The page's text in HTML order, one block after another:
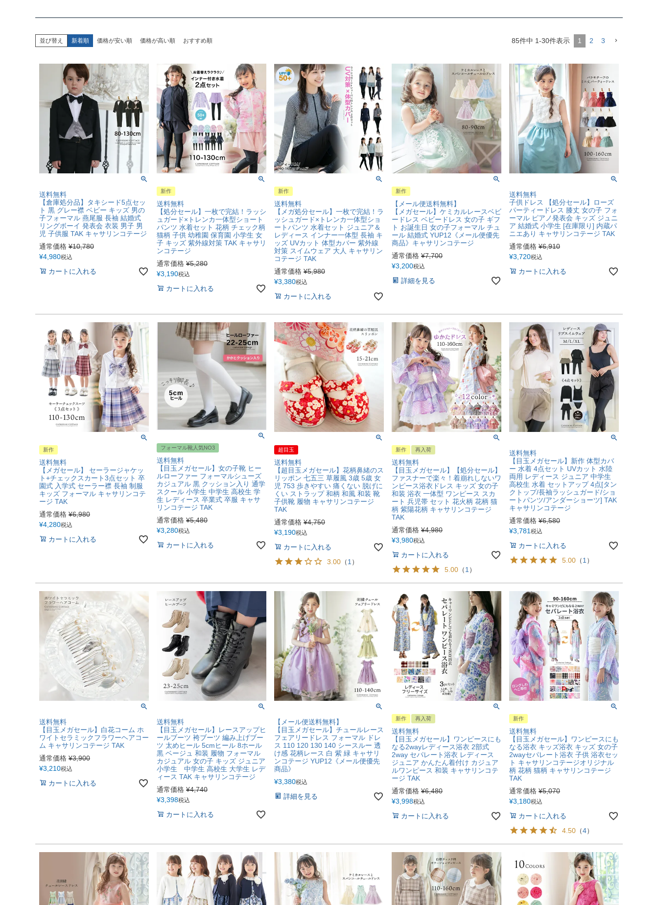
並び替え 新着順 価格が安い順 価格が高い順 おすすめ順 85件中 1-30件表示 1 2 3
送料無料
【倉庫処分品】タキシード5点セッ
ト 黒 グレー襟 ベビー キッズ 男の
子フォーマル 燕尾服 長袖 結婚式
リングボーイ 発表会 衣装 男子 男
児 子供服 TAK キャサリンコテージ
通常価格 ¥10,780
¥4,980税込
カートに入れる
新作
送料無料
【処分セール】一枚で完結！ラッシ
ュガード×トレンカ一体型ショート
パンツ 水着セット 花柄 チェック柄
猫柄 子供 幼稚園 保育園 小学生 女
子 キッズ 紫外線対策 TAK キャサリ
ンコテージ
通常価格 ¥5,280
¥3,190税込
カートに入れる
新作
送料無料
【メガ処分セール】一枚で完結！ラ
ッシュガード×トレンカ一体型ショ
ートパンツ 水着セット ジュニア＆
レディース インナー一体型 長袖 キ
ッズ UVカット 体型カバー 紫外線
対策 スイムウェア 大人 キャサリン
コテージ TAK
通常価格 ¥5,980
¥3,380税込
カートに入れる
新作
【メール便送料無料】
【メガセール】ケミカルレースベビ
ードレス ベビードレス 女の子 ギフ
ト お誕生日 女の子フォーマル チュ
ール 結婚式 YUP12《メール便優先
商品》キャサリンコテージ
通常価格 ¥7,700
¥3,200税込
詳細を見る
送料無料
子供ドレス 【処分セール】ローズ
パーティードレス 膝丈 女の子 フォ
ーマル ピアノ発表会 キッズ ジュニ
ア 結婚式 小学生 [在庫限り] 内蔵パ
ニエあり キャサリンコテージ TAK
通常価格 ¥6,910
¥3,720税込
カートに入れる
新作
送料無料
【メガセール】 セーラージャケッ
ト+チェックスカート3点セット 卒
園式 入学式 セーラー襟 長袖 制服
キッズ フォーマル キャサリンコテ
ージ TAK
通常価格 ¥6,980
¥4,280税込
カートに入れる
フォーマル靴人気NO3
送料無料
【目玉メガセール】女の子靴 ヒー
ルローファー フォーマルシューズ
カジュアル 黒 クッション入り 通学
スクール 小学生 中学生 高校生 学
生 レディース 卒業式 卒服 キャサ
リンコテージ TAK
通常価格 ¥5,480
¥3,280税込
カートに入れる
超目玉
送料無料
【超目玉メガセール】花柄鼻緒のス
リッポン 七五三 草履風 3歳 5歳 女
児 753 歩きやすい 痛くない 脱げに
くい ストラップ 和柄 和風 和装 靴
子供靴 履物 キャサリンコテージ
TAK
通常価格 ¥4,750
¥3,190税込
カートに入れる
3.00 （1 ）
新作 再入荷
送料無料
【目玉メガセール】【処分セール】
ファスナーで楽々！着崩れしないワ
ンピース浴衣ドレス キッズ 女の子
和装 浴衣 一体型 ワンピース スカ
ート 兵児帯 セット 花火柄 花柄 猫
柄 紫陽花柄 キャサリンコテージ
TAK
通常価格 ¥4,980
¥3,980税込
カートに入れる
5.00 （1 ）
送料無料
【目玉メガセール】新作 体型カバ
ー 水着 4点セット UVカット 水陸
両用 レディース ジュニア 中学生
高校生 水着 セットアップ 4点[タン
クトップ/長袖ラッシュガード/ショ
ートパンツ/アンダーショーツ] TAK
キャサリンコテージ
通常価格 ¥6,580
¥3,781 税込
カートに入れる
5.00 （1 ）
送料無料
【目玉メガセール】白花コーム ホ
ワイトセラミックフラワーヘアコー
ム キャサリンコテージ TAK
通常価格 ¥3,900
¥3,210税込
カートに入れる
送料無料
【目玉メガセール】レースアップヒ
ールブーツ 袴ブーツ 編み上げブー
ツ 太めヒール 5cmヒール 8ホール
黒 ベージュ 和装 履物 フォーマル
カジュアル 女の子 キッズ ジュニア
小学生 中学生 高校生 大学生 レデ
ィース TAK キャサリンコテージ
通常価格 ¥4,740
¥3,398税込
カートに入れる
【メール便送料無料】
【目玉メガセール】チュールレース
フェアリードレス フォーマル ドレ
ス 110 120 130 140 シースルー 透
け感 花柄レース 白 紫 緑 キャサリ
ンコテージ YUP12《メール便優先
商品》
¥3,380税込
詳細を見る
新作 再入荷
送料無料
【目玉メガセール】ワンピースにも
なる2wayレディース浴衣 2部式
2way セパレート浴衣 レディース
ジュニア かんたん着付け カジュア
ルワンピース 和装 キャサリンコテ
ージ TAK
通常価格 ¥6,480
¥3,998税込
カートに入れる
新作
送料無料
【目玉メガセール】ワンピースにも
なる浴衣 キッズ浴衣 キッズ 女の子
2wayセパレート浴衣 子供 浴衣セッ
ト キャサリンコテージオリジナル
柄 花柄 猫柄 キャサリンコテージ
TAK
通常価格 ¥5,070
¥3,180税込
カートに入れる
4.50 （4）